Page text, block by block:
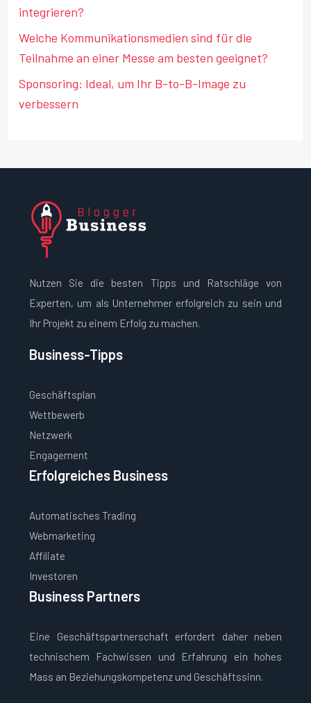
integrieren?
Welche Kommunikationsmedien sind für die
Teilnahme an einer Messe am besten geeignet?
Sponsoring: Ideal, um Ihr B-to-B-Image zu
verbessern
Nutzen Sie die besten Tipps und Ratschläge von
Experten, um als Unternehmer erfolgreich zu sein und
Ihr Projekt zu einem Erfolg zu machen.
Business-Tipps
Geschäftsplan
Wettbewerb
Netzwerk
Engagement
Erfolgreiches Business
Automatisches Trading
Webmarketing
Affiliate
Investoren
Business Partners
Eine Geschäftspartnerschaft erfordert daher neben
technischem Fachwissen und Erfahrung ein hohes
Mass an Beziehungskompetenz und Geschäftssinn.